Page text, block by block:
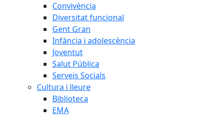
Convivència
Diversitat funcional
Gent Gran
Infància i adolescència
Joventut
Salut Pública
Serveis Socials
Cultura i lleure
Biblioteca
EMA